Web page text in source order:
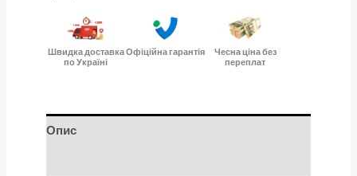
Швидка доставка
по Україні
Офіційна гарантія
Чесна ціна без
переплат
Опис